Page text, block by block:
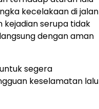
kecelakaan di jalan
kejadian serupa tidak
dengan aman
segera
keselamatan lalu